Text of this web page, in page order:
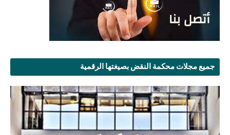
جميع مجلات محكمة النقض بصيغتها الرقمية